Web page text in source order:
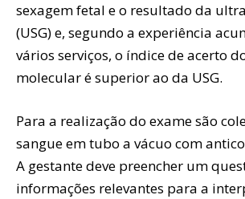
sexagem fetal e o resultado da
(USG) e, segundo a experiência
vários serviços, o índice de acerto
molecular é superior ao da USG.
Para a realização do exame são
sangue em tubo a vácuo com
A gestante deve preencher um
informações relevantes para a